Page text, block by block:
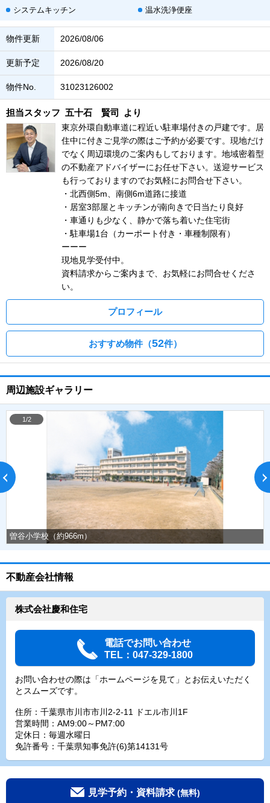
システムキッチン 温水洗浄便座
物件更新 2026/08/06
更新予定 2026/08/20
物件No. 31023126002
担当スタッフ 五十石 賢司 より
東京外環自動車道に程近い駐車場付きの戸建です。居
住中に付きご見学の際はご予約が必要です。現地だけ
でなく周辺環境のご案内もしております。地域密着型
の不動産アドバイザーにお任せ下さい。送迎サービス
も行っておりますのでお気軽にお問合せ下さい。
・北西側5m、南側6m道路に接道
・居室3部屋とキッチンが南向きで日当たり良好
・車通りも少なく、静かで落ち着いた住宅街
・駐車場1台（カーポート付き・車種制限有）
ーーー
現地見学受付中。
資料請求からご案内まで、お気軽にお問合せくださ
い。
プロフィール
おすすめ物件（52件）
周辺施設ギャラリー
曽谷小学校（約966m）
1/2
不動産会社情報
株式会社慶和住宅
電話でお問い合わせ
TEL：047-329-1800
お問い合わせの際は「ホームページを見て」とお伝えいただく
とスムーズです。
住所：千葉県市川市市川2-2-11 ドエル市川1F
営業時間：AM9:00～PM7:00
定休日：毎週水曜日
免許番号：千葉県知事免許(6)第14131号
見学予約・資料請求 (無料)